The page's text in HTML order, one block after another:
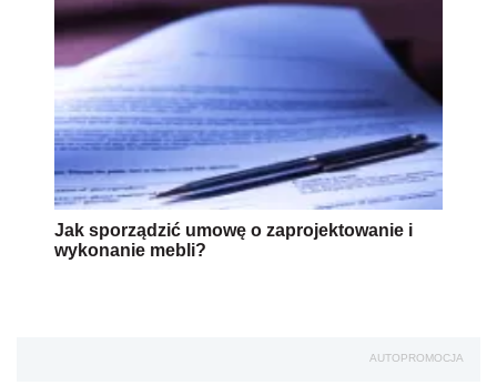
Jak sporządzić umowę o zaprojektowanie i
wykonanie mebli?
AUTOPROMOCJA